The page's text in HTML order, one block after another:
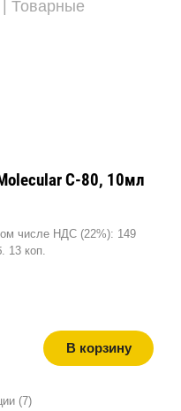
| Товарные
C-80, 10мл
числе НДС (22%): 149
13 коп.
В корзину
(7)